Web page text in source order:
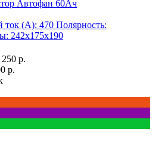
Автофан 60Ач
ток (А): 470 Полярность:
242x175x190
250 р.
р.